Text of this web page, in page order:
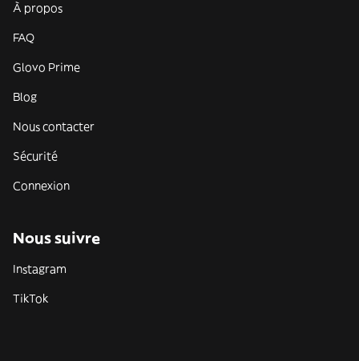
À propos
FAQ
Glovo Prime
Blog
Nous contacter
Sécurité
Connexion
Nous suivre
Instagram
TikTok